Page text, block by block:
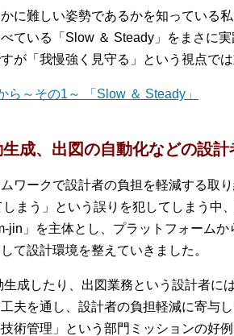
に難しい姿勢であるかを知っている
ている「Slow ＆ Steady」をまさに
が「我慢強く見守る」という視点では
～その1～ 「Slow ＆ Steady」
成、出図の自動化などの設
ワークで設計者の負担を軽減する取り
まう」という誤りを犯してしまう中
jin」を主体とし、プラットフォーム
て設計環境を整えていきました。
成したり、出図業務という設計者に
夫を通し、設計者の負担軽減に寄与し
術管理」という部門ミッションの好